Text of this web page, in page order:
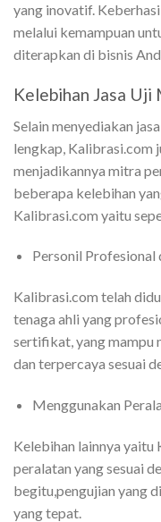
yang inovatif.
melalui kemampuan
diterapkan di bisnis
Kelebihan Jasa Uji
Selain menyediakan
lengkap, Kalibrasi.com
menjadikannya mitra
beberapa kelebihan
Kalibrasi.com yaitu
Personil
Kalibrasi.com telah
tenaga ahli yang
sertifikat, yang mampu
dan terpercaya sesuai
Menggunakan
Kelebihan lainnya yaitu
peralatan yang sesuai
begitu,pengujian yang
yang tepat.